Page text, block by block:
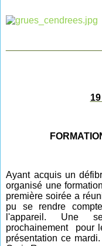
Ayant acquis un
organisé une
première soirée a
pu se rendre
l'appareil. Une
prochainement pour
présentation ce